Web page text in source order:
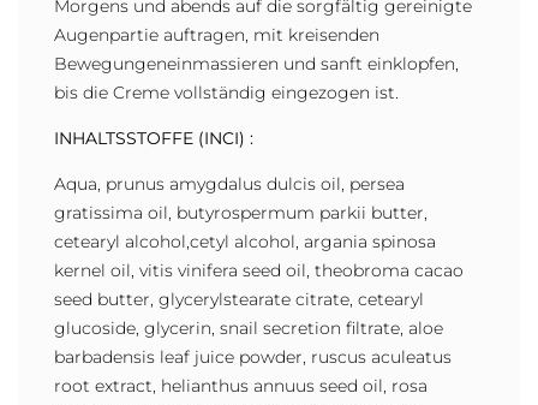
Morgens und abends auf die sorgfältig gereinigte
Augenpartie auftragen, mit kreisenden
Bewegungeneinmassieren und sanft einklopfen,
bis die Creme vollständig eingezogen ist.
INHALTSSTOFFE (INCI) :
Aqua, prunus amygdalus dulcis oil, persea
gratissima oil, butyrospermum parkii butter,
cetearyl alcohol,cetyl alcohol, argania spinosa
kernel oil, vitis vinifera seed oil, theobroma cacao
seed butter, glycerylstearate citrate, cetearyl
glucoside, glycerin, snail secretion filtrate, aloe
barbadensis leaf juice powder, ruscus aculeatus
root extract, helianthus annuus seed oil, rosa